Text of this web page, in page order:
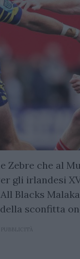
Zebre che al
gli irlandesi
Blacks
sconfitta